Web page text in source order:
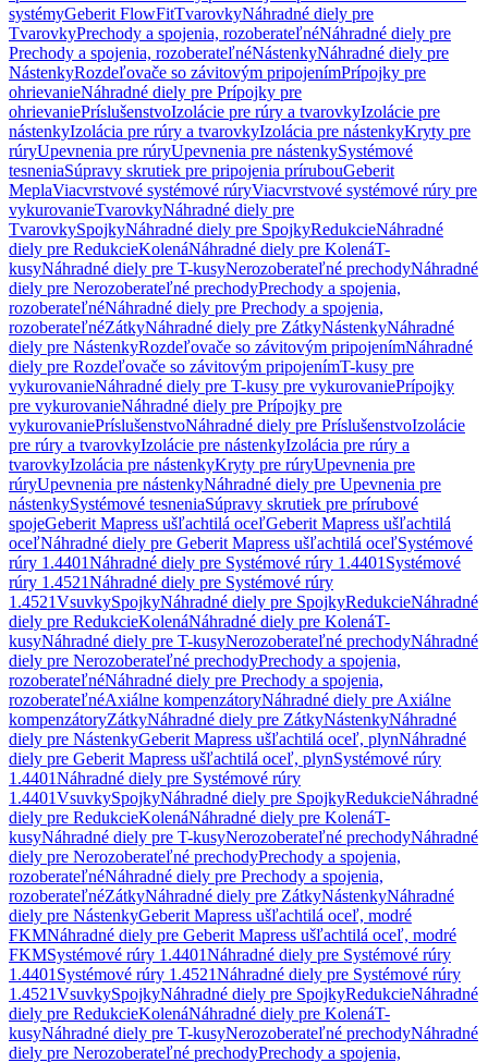
systémyGeberit FlowFitTvarovkyNáhradné diely pre
TvarovkyPrechody a spojenia, rozoberateľnéNáhradné diely pre
Prechody a spojenia, rozoberateľnéNástenkyNáhradné diely pre
NástenkyRozdeľovače so závitovým pripojenímPrípojky pre
ohrievanieNáhradné diely pre Prípojky pre
ohrievaniePríslušenstvoIzolácie pre rúry a tvarovkyIzolácie pre
nástenkyIzolácia pre rúry a tvarovkyIzolácia pre nástenkyKryty pre
rúryUpevnenia pre rúryUpevnenia pre nástenkySystémové
tesneniaSúpravy skrutiek pre pripojenia prírubouGeberit
MeplaViacvrstvové systémové rúryViacvrstvové systémové rúry pre
vykurovanieTvarovkyNáhradné diely pre
TvarovkySpojkyNáhradné diely pre SpojkyRedukcieNáhradné
diely pre RedukcieKolenáNáhradné diely pre KolenáT-
kusyNáhradné diely pre T-kusyNerozoberateľné prechodyNáhradné
diely pre Nerozoberateľné prechodyPrechody a spojenia,
rozoberateľnéNáhradné diely pre Prechody a spojenia,
rozoberateľnéZátkyNáhradné diely pre ZátkyNástenkyNáhradné
diely pre NástenkyRozdeľovače so závitovým pripojenímNáhradné
diely pre Rozdeľovače so závitovým pripojenímT-kusy pre
vykurovanieNáhradné diely pre T-kusy pre vykurovaniePrípojky
pre vykurovanieNáhradné diely pre Prípojky pre
vykurovaniePríslušenstvoNáhradné diely pre PríslušenstvoIzolácie
pre rúry a tvarovkyIzolácie pre nástenkyIzolácia pre rúry a
tvarovkyIzolácia pre nástenkyKryty pre rúryUpevnenia pre
rúryUpevnenia pre nástenkyNáhradné diely pre Upevnenia pre
nástenkySystémové tesneniaSúpravy skrutiek pre prírubové
spojeGeberit Mapress ušľachtilá oceľGeberit Mapress ušľachtilá
oceľNáhradné diely pre Geberit Mapress ušľachtilá oceľSystémové
rúry 1.4401Náhradné diely pre Systémové rúry 1.4401 Systémové
rúry 1.4521Náhradné diely pre Systémové rúry
1.4521VsuvkySpojkyNáhradné diely pre SpojkyRedukcieNáhradné
diely pre RedukcieKolenáNáhradné diely pre KolenáT-
kusyNáhradné diely pre T-kusyNerozoberateľné prechodyNáhradné
diely pre Nerozoberateľné prechodyPrechody a spojenia,
rozoberateľnéNáhradné diely pre Prechody a spojenia,
rozoberateľnéAxiálne kompenzátoryNáhradné diely pre Axiálne
kompenzátoryZátkyNáhradné diely pre ZátkyNástenkyNáhradné
diely pre NástenkyGeberit Mapress ušľachtilá oceľ, plynNáhradné
diely pre Geberit Mapress ušľachtilá oceľ, plynSystémové rúry
1.4401Náhradné diely pre Systémové rúry
1.4401VsuvkySpojkyNáhradné diely pre SpojkyRedukcieNáhradné
diely pre RedukcieKolenáNáhradné diely pre KolenáT-
kusyNáhradné diely pre T-kusyNerozoberateľné prechodyNáhradné
diely pre Nerozoberateľné prechodyPrechody a spojenia,
rozoberateľnéNáhradné diely pre Prechody a spojenia,
rozoberateľnéZátkyNáhradné diely pre ZátkyNástenkyNáhradné
diely pre NástenkyGeberit Mapress ušľachtilá oceľ, modré
FKMNáhradné diely pre Geberit Mapress ušľachtilá oceľ, modré
FKMSystémové rúry 1.4401Náhradné diely pre Systémové rúry
1.4401 Systémové rúry 1.4521Náhradné diely pre Systémové rúry
1.4521VsuvkySpojkyNáhradné diely pre SpojkyRedukcieNáhradné
diely pre RedukcieKolenáNáhradné diely pre KolenáT-
kusyNáhradné diely pre T-kusyNerozoberateľné prechodyNáhradné
diely pre Nerozoberateľné prechodyPrechody a spojenia,